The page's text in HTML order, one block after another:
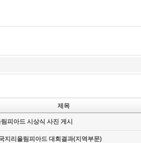
제목
피아드 시상식 사진 게시
지리올림피아드 대회결과(지역부문)